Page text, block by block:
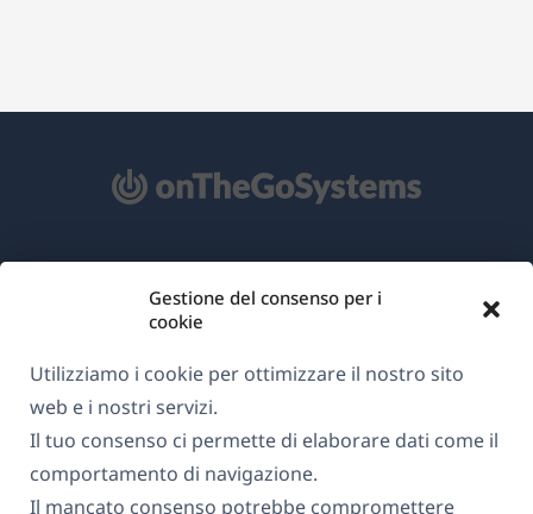
Gestione del consenso per i
cookie
Utilizziamo i cookie per ottimizzare il nostro sito
web e i nostri servizi.
Il tuo consenso ci permette di elaborare dati come il
comportamento di navigazione.
Il mancato consenso potrebbe compromettere
Italiano
Informazioni su WPML
GDPR e Informativa sulla Privacy
apre
una
apre
in
una
apre apre